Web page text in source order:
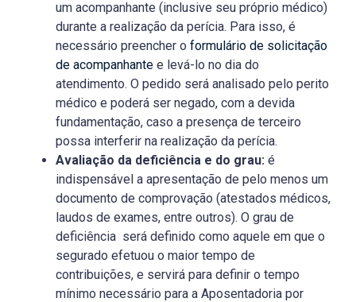
um acompanhante (inclusive seu próprio médico)
durante a realização da perícia. Para isso, é
necessário preencher o formulário de solicitação
de acompanhante e levá-lo no dia do
atendimento. O pedido será analisado pelo perito
médico e poderá ser negado, com a devida
fundamentação, caso a presença de terceiro
possa interferir na realização da perícia.
Avaliação da deficiência e do grau: é
indispensável a apresentação de pelo menos um
documento de comprovação (atestados médicos,
laudos de exames, entre outros). O grau de
deficiência será definido como aquele em que o
segurado efetuou o maior tempo de
contribuições, e servirá para definir o tempo
mínimo necessário para a Aposentadoria por